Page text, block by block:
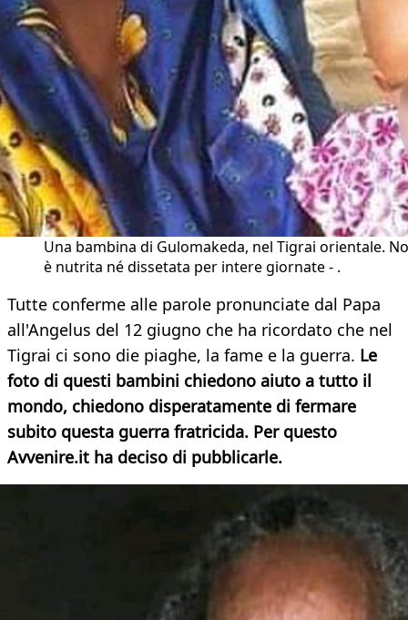
Una bambina di Gulomakeda, nel Tigrai orientale.
è nutrita né dissetata per intere giornate - .
Tutte conferme alle parole pronunciate dal Papa
all'Angelus del 12 giugno che ha ricordato che nel
Tigrai ci sono die piaghe, la fame e la guerra. Le
foto di questi bambini chiedono aiuto a tutto il
mondo, chiedono disperatamente di fermare
subito questa guerra fratricida. Per questo
Avvenire.it ha deciso di pubblicarle.